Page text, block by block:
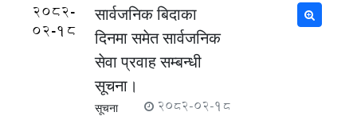
2082-
02-18
सार्वजनिक बिदाका
दिनमा समेत सार्वजनिक
सेवा प्रवाह सम्बन्धी
सूचना।
सूचना 2082-02-18